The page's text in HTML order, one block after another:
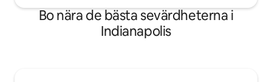
Bo nära de bästa sevärdheterna i
Indianapolis